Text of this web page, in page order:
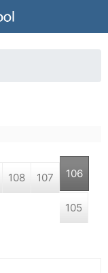
108 107 106
105